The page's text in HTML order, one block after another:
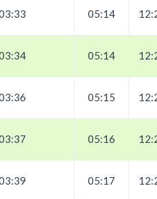
05:14
05:14
05:15
05:16
05:17